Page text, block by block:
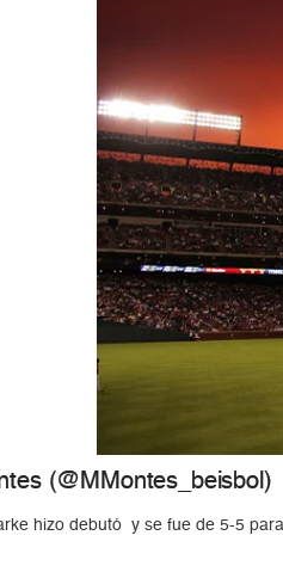
(@MMontes_beisbol)
hizo debutó y se fue de 5-5